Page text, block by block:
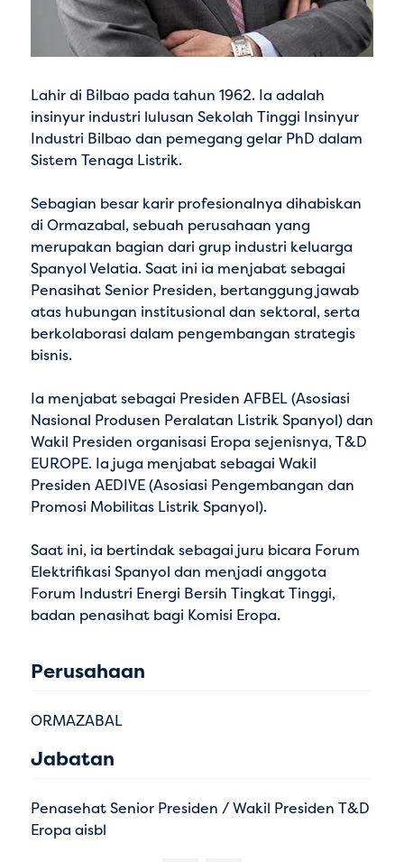
Lahir di Bilbao pada tahun 1962. Ia adalah
insinyur industri lulusan Sekolah Tinggi Insinyur
Industri Bilbao dan pemegang gelar PhD dalam
Sistem Tenaga Listrik.
Sebagian besar karir profesionalnya dihabiskan
di Ormazabal, sebuah perusahaan yang
merupakan bagian dari grup industri keluarga
Spanyol Velatia. Saat ini ia menjabat sebagai
Penasihat Senior Presiden, bertanggung jawab
atas hubungan institusional dan sektoral, serta
berkolaborasi dalam pengembangan strategis
bisnis.
Ia menjabat sebagai Presiden AFBEL (Asosiasi
Nasional Produsen Peralatan Listrik Spanyol) dan
Wakil Presiden organisasi Eropa sejenisnya, T&D
EUROPE. Ia juga menjabat sebagai Wakil
Presiden AEDIVE (Asosiasi Pengembangan dan
Promosi Mobilitas Listrik Spanyol).
Saat ini, ia bertindak sebagai juru bicara Forum
Elektrifikasi Spanyol dan menjadi anggota
Forum Industri Energi Bersih Tingkat Tinggi,
badan penasihat bagi Komisi Eropa.
Perusahaan
ORMAZABAL
Jabatan
Penasehat Senior Presiden / Wakil Presiden T&D
Eropa aisbl